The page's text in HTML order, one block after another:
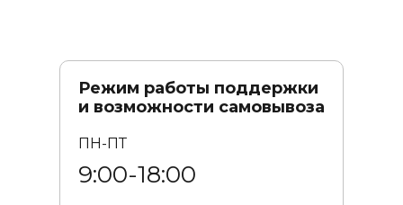
Режим работы поддержки
и возможности самовывоза
ПН-ПТ
9:00-18:00